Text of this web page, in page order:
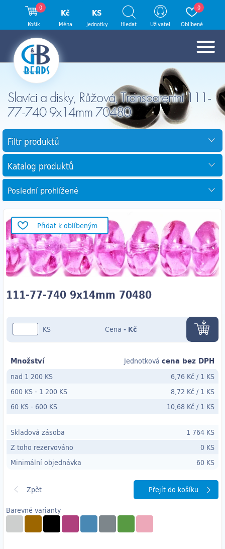
Slavíci a disky, Růžová, Transparentní 111-
77-740 9x14mm 70480
Filtr produktů
Katalog produktů
Poslední prohlížené
Přidat k oblíbeným
111-77-740 9x14mm 70480
Barevné varianty
KS Cena - Kč
Množství Jednotková cena bez DPH
nad 1 200 KS 6,76 Kč / 1 KS
600 KS- 1 200 KS 8,72 Kč / 1 KS
60 KS- 600 KS 10,68 Kč / 1 KS
Skladová zásoba
1 764 KS
Z toho rezervováno
0 KS
Minimální objednávka
60 KS
Přejít do košíku
0
Košík
Kč
Měna
KS
Jednotky Hledat Uživatel
0
Oblíbené